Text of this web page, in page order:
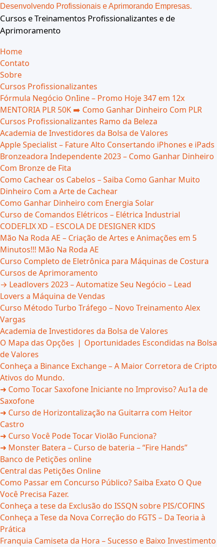
Ir
para
o
Desenvolvendo Profissionais e Aprimorando Empresas.
Cursos e Treinamentos Profissionalizantes e de
Aprimoramento
Home
Contato
Sobre
Cursos Profissionalizantes
Fórmula Negócio OnIine – Promo Hoje 347 em 12x
MENTORIA PLR 50K ➡️ Como Ganhar Dinheiro Com PLR
Cursos Profissionalizantes Ramo da Beleza
Academia de Investidores da Bolsa de Valores
Apple Specialist – Fature Alto Consertando iPhones e iPads
Bronzeadora Independente 2023 – Como Ganhar Dinheiro
Com Bronze de Fita
Como Cachear os Cabelos – Saiba Como Ganhar Muito
Dinheiro Com a Arte de Cachear
Como Ganhar Dinheiro com Energia Solar
Curso de Comandos Elétricos – Elétrica Industrial
CODEFLIX XD – ESCOLA DE DESIGNER KIDS
Mão Na Roda AE – Criação de Artes e Animações em 5
Minutos!!! Mão Na Roda AE
Curso Completo de Eletrônica para Máquinas de Costura
Cursos de Aprimoramento
→ Leadlovers 2023 – Automatize Seu Negócio – Lead
Lovers a Máquina de Vendas
Curso Método Turbo Tráfego – Novo Treinamento Alex
Vargas
Academia de Investidores da Bolsa de Valores
O Mapa das Opções ❘ Oportunidades Escondidas na Bolsa
de Valores
Conheça a Binance Exchange – A Maior Corretora de Cripto
Ativos do Mundo.
➜ Como Tocar Saxofone Iniciante no Improviso? Au1a de
Saxofone
➜ Curso de Horizontalização na Guitarra com Heitor
Castro
➜ Curso Você Pode Tocar Violão Funciona?
➜ Monster Batera – Curso de bateria – “Fire Hands”‎
Banco de Petições online
Central das Petições Online
Como Passar em Concurso Público? Saiba Exato O Que
Você Precisa Fazer.
Conheça a tese da Exclusão do ISSQN sobre PIS/COFINS
Conheça a Tese da Nova Correção do FGTS – Da Teoria à
Prática
Franquia Camiseta da Hora – Sucesso e Baixo Investimento